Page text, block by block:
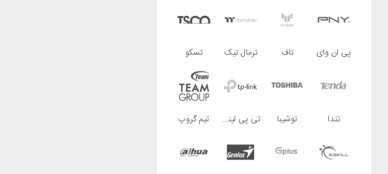
پی ان وای تاف ترمال تیک تسکو
تندا توشیبا تی پی لینک تیم گروپ